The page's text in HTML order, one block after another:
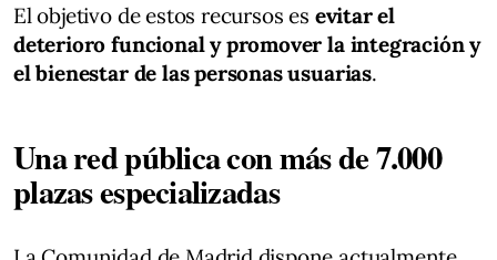
El objetivo de estos recursos es evitar el
deterioro funcional y promover la integración y
el bienestar de las personas usuarias.
Una red pública con más de 7.000
plazas especializadas